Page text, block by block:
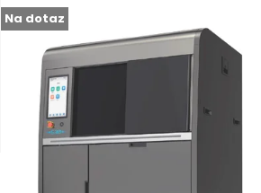
Výpis
produktů
Na dotaz